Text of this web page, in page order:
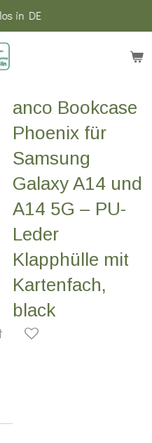
in DE
anco Bookcase
Phoenix für
Samsung
Galaxy A14 und
A14 5G – PU-
Leder
Klapphülle mit
Kartenfach,
black